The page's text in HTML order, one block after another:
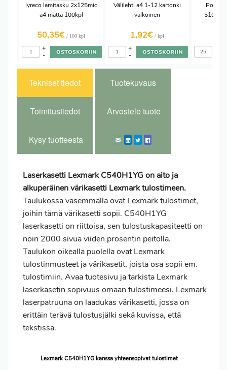
lyreco lamitasku 2x125mic
a4 matta 100kpl
50,35€ / 100 kpl
-
+
Välilehti a4 1-12 kartonki
valkoinen
1,92€ / kpl
-
+
Tekniset tiedot Tuotekuvaus
Toimitustiedot Arvostele tuote
Kysy tuotteesta
Laserkasetti Lexmark C540H1YG on aito ja
alkuperäinen värikasetti Lexmark tulostimeen.
Taulukossa vasemmalla ovat Lexmark tulostimet,
joihin tämä värikasetti sopii. C540H1YG
laserkasetti on riittoisa, sen tulostuskapasiteetti on
noin 2000 sivua viiden prosentin peitolla.
Taulukon oikealla puolella ovat Lexmark
tulostinmusteet ja värikasetit, joista osa sopii em.
tulostimiin. Avaa tuotesivu ja tarkista Lexmark
laserkasetin sopivuus omaan tulostimeesi. Lexmark
laserpatruuna on laadukas värikasetti, jossa on
erittäin terävä tulostusjälki sekä kuvissa, että
tekstissä.
Lexmark C540H1YG kanssa yhteensopivat tulostimet